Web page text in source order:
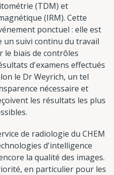
(TDM) et
(IRM). Cette
ponctuel : elle est
un suivi continu du travail
le biais de contrôles
d'examens effectués
le Dr Weyrich, un tel
nécessaire et
les résultats les plus
de radiologie du CHEM
d'intelligence
la qualité des images.
en particulier pour les